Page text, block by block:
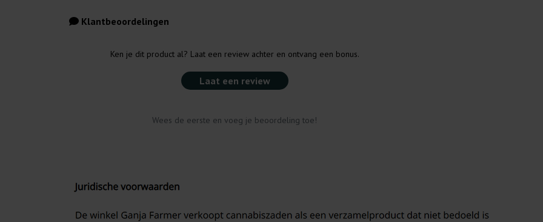
Klantbeoordelingen
Ken je dit product al? Laat een review achter en ontvang een bonus.
Laat een review
Wees de eerste en voeg je beoordeling toe!